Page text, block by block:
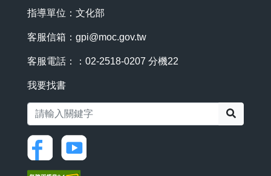
指導單位：文化部
客服信箱： gpi@moc.gov.tw
客服電話：：02-2518-0207 分機22
我要找書